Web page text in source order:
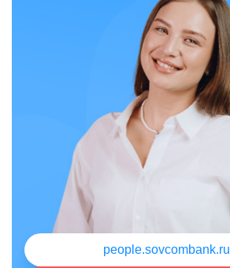
people.sovcombank.ru